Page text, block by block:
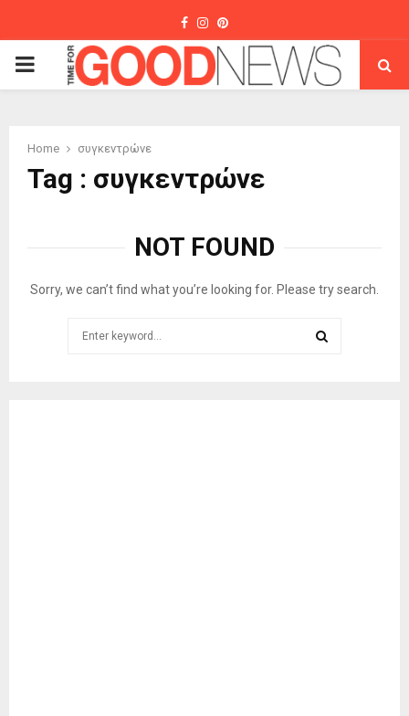
Facebook
Instagram
Pinterest
PRIMARY
Home συγκεντρώνε
Tag : συγκεντρώνε
NOT FOUND
Sorry, we can’t find what you’re looking for. Please try search.